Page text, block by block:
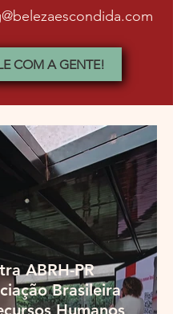
COM A GENTE!
ABRH-PR
Brasileira
Humanos